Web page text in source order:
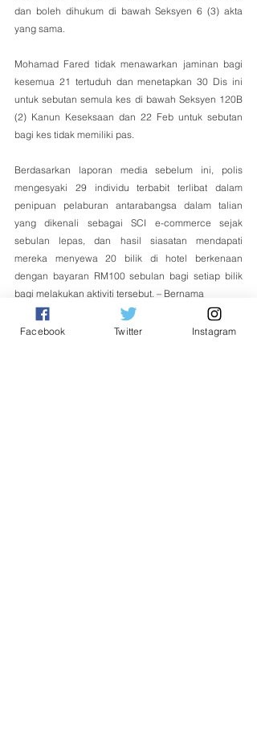
dan boleh dihukum di bawah Seksyen 6 (3) akta
yang sama.
Mohamad Fared tidak menawarkan jaminan bagi
kesemua 21 tertuduh dan menetapkan 30 Dis ini
untuk sebutan semula kes di bawah Seksyen 120B
(2) Kanun Keseksaan dan 22 Feb untuk sebutan
bagi kes tidak memiliki pas.
Berdasarkan laporan media sebelum ini, polis
mengesyaki 29 individu terbabit terlibat dalam
penipuan pelaburan antarabangsa dalam talian
yang dikenali sebagai SCI e-commerce sejak
sebulan lepas, dan hasil siasatan mendapati
mereka menyewa 20 bilik di hotel berkenaan
dengan bayaran RM100 sebulan bagi setiap bilik
bagi melakukan aktiviti tersebut. – Bernama
Nasional
Facebook Twitter Instagram